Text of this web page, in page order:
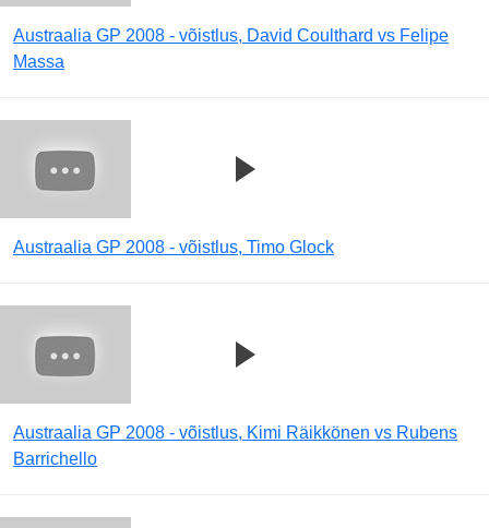
Austraalia GP 2008 - võistlus, David Coulthard vs Felipe
Massa
Austraalia GP 2008 - võistlus, Timo Glock
Austraalia GP 2008 - võistlus, Kimi Räikkönen vs Rubens
Barrichello